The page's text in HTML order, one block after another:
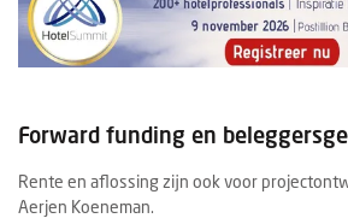
Forward funding en
Rente en aflossing zijn ook voor
Aerjen Koeneman.